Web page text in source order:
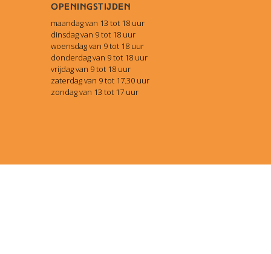
Openingstijden
maandag van 13 tot 18 uur
dinsdag van 9 tot 18 uur
woensdag van 9 tot 18 uur
donderdag van 9 tot 18 uur
vrijdag van 9 tot 18 uur
zaterdag van 9 tot 17.30 uur
zondag van 13 tot 17 uur